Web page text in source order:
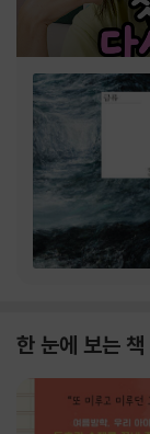
한 눈에 보는 책